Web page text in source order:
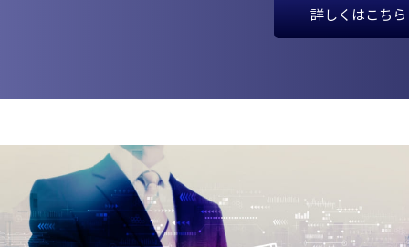
詳しくはこちら